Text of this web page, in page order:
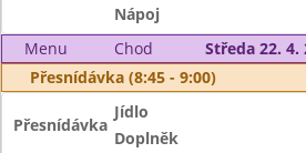
Nápoj
Menu
Chod
Středa 22. 4.
Přesnídávka (8:45 - 9:00)
Přesnídávka
Jídlo
Doplněk